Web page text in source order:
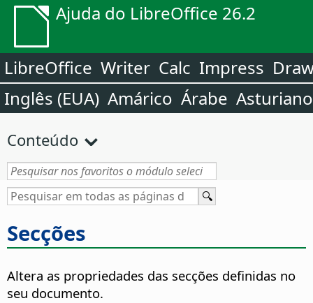
Ajuda do LibreOffice 26.2
LibreOffice Writer Calc Impress
Inglês (EUA) Amárico Árabe Asturiano
Conteúdo
Secções
Altera as propriedades das secções definidas no
seu documento.